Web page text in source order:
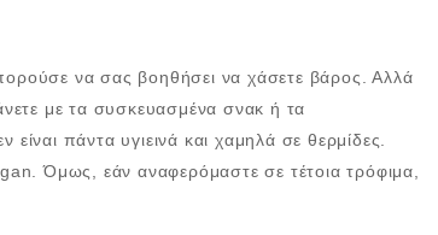
να σας βοηθήσει να χάσετε βάρος. Αλλά
με τα συσκευασμένα σνακ ή τα
πάντα υγιεινά και χαμηλά σε θερμίδες.
Όμως, εάν αναφερόμαστε σε τέτοια τρόφιμα,